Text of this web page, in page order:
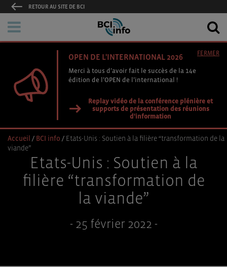
RETOUR AU SITE DE BCI
OPEN DE L'INTERNATIONAL 2026
Merci à tous d’avoir fait le succès de la 14e
édition de l’OPEN de l’international !
Replay vidéo de la conférence plénière et
supports de présentation des réunions
d'information
FERMER
Accueil / BCI info / Etats-Unis : Soutien à la filière “transformation de la
viande”
Etats-Unis : Soutien à la
filière “transformation de
la viande”
- 25 février 2022 -